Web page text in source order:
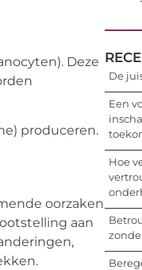
Deze
produceren.
oorzaken
aan
De
Een
Hoe